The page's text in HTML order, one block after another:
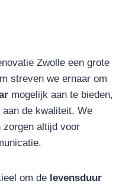
Zwolle een grote
streven we ernaar om
mogelijk aan te bieden,
de kwaliteit. We
zorgen altijd voor
om de levensduur